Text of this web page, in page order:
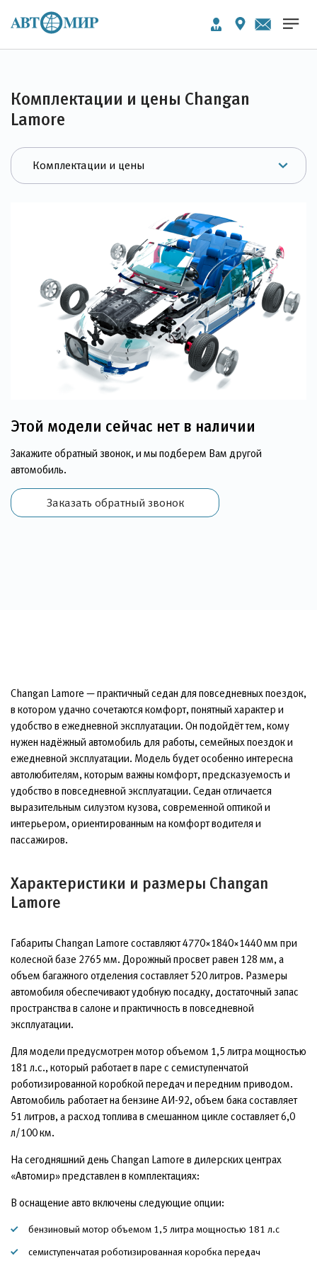
Комплектации и цены Changan
Lamore
Этой модели сейчас нет в наличии
Закажите обратный звонок, и мы подберем Вам другой
автомобиль.
Заказать обратный звонок
Changan Lamore — практичный седан для повседневных поездок,
в котором удачно сочетаются комфорт, понятный характер и
удобство в ежедневной эксплуатации. Он подойдёт тем, кому
нужен надёжный автомобиль для работы, семейных поездок и
ежедневной эксплуатации. Модель будет особенно интересна
автолюбителям, которым важны комфорт, предсказуемость и
удобство в повседневной эксплуатации. Седан отличается
выразительным силуэтом кузова, современной оптикой и
интерьером, ориентированным на комфорт водителя и
пассажиров.
Характеристики и размеры Changan
Lamore
Габариты Changan Lamore составляют 4770×1840×1440 мм при
колесной базе 2765 мм. Дорожный просвет равен 128 мм, а
объем багажного отделения составляет 520 литров. Размеры
автомобиля обеспечивают удобную посадку, достаточный запас
пространства в салоне и практичность в повседневной
эксплуатации.
Для модели предусмотрен мотор объемом 1,5 литра мощностью
181 л.с., который работает в паре с семиступенчатой
роботизированной коробкой передач и передним приводом.
Автомобиль работает на бензине АИ-92, объем бака составляет
51 литров, а расход топлива в смешанном цикле составляет 6,0
л/100 км.
На сегодняшний день Changan Lamore в дилерских центрах
«Автомир» представлен в комплектациях:
В оснащение авто включены следующие опции:
бензиновый мотор объемом 1,5 литра мощностью 181 л.с
семиступенчатая роботизированная коробка передач